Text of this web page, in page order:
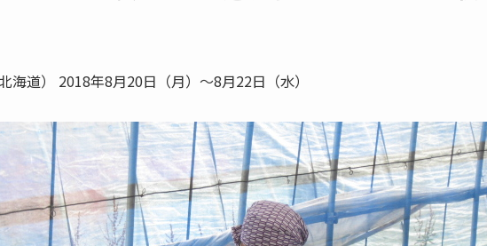
海道） 2018年8月20日（月）～8月22日（水）